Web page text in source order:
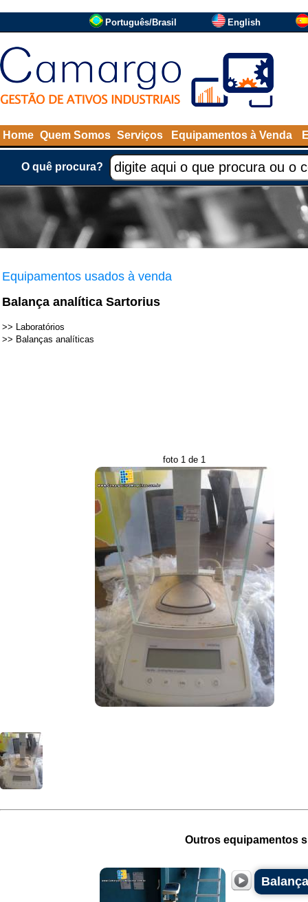
Português/Brasil English
Home Quem Somos Serviços Equipamentos à Venda
O quê procura?
Equipamentos usados à venda
Balança analítica Sartorius
>> Laboratórios
>> Balanças analíticas
foto 1 de 1
Outros equipamentos